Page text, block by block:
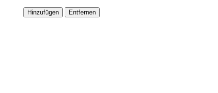
Hinzufügen Entfernen